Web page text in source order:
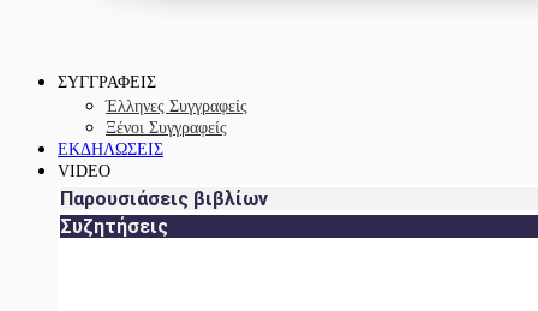
ΣΥΓΓΡΑΦΕΙΣ
Έλληνες Συγγραφείς
Ξένοι Συγγραφείς
ΕΚΔΗΛΩΣΕΙΣ
VIDEO
Παρουσιάσεις βιβλίων
Συζητήσεις